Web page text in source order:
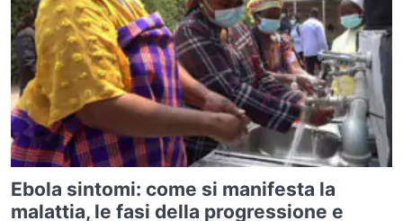
Ebola sintomi: come si manifesta la
malattia, le fasi della progressione e